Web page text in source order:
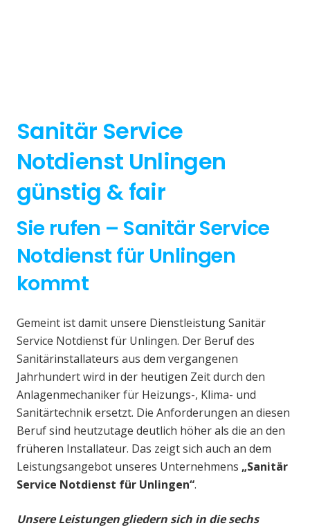
Sanitär Service
Notdienst Unlingen
günstig & fair
Sie rufen – Sanitär Service
Notdienst für Unlingen
kommt
Gemeint ist damit unsere Dienstleistung Sanitär
Service Notdienst für Unlingen. Der Beruf des
Sanitärinstallateurs aus dem vergangenen
Jahrhundert wird in der heutigen Zeit durch den
Anlagenmechaniker für Heizungs-, Klima- und
Sanitärtechnik ersetzt. Die Anforderungen an diesen
Beruf sind heutzutage deutlich höher als die an den
früheren Installateur. Das zeigt sich auch an dem
Leistungsangebot unseres Unternehmens „Sanitär
Service Notdienst für Unlingen“.
Unsere Leistungen gliedern sich in die sechs